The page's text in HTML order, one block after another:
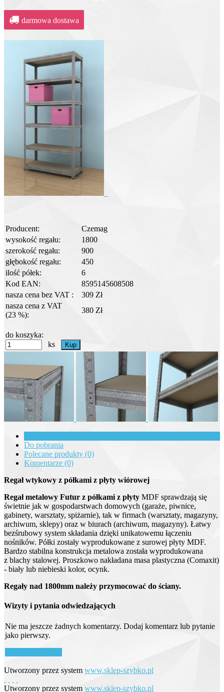
darmowa dostawa
Producent:
Czemag
wysokość regału:
1800
szerokość regału:
900
głębokość regału:
450
ilość półek:
6
Kod EAN:
8595145608508
nasza cena bez VAT :
309 Zł
nasza cena z VAT
(23 %):
380 Zł
do koszyka:
ks
Do pobrania
Polecane produkty (0)
Komentarze (0)
Regał wtykowy z półkami z płyty wiórowej
Regał metalowy Futur z półkami z płyty MDF sprawdzają się
świetnie jak w gospodarstwach domowych (garaże, piwnice,
gabinety, warsztaty, spiżarnie), tak w firmach (warsztaty, magazyny,
archiwum, sklepy) oraz w biurach (archiwum, magazyny). Łatwy
bezśrubowy system składania dzięki unikatowemu łączeniu
nośników. Półki zostały wyprodukowane z surowej płyty MDF.
Bardzo stabilna konstrukcja metalowa została wyprodukowana
z blachy stalowej. Proszkowo nakładana masa plastyczna (Comaxit)
- biały lub niebieski kolor, ocynk.
Regały nad 1800mm należy przymocować do ściany.
Wizyty i pytania odwiedzających
Nie ma jeszcze żadnych komentarzy. Dodaj komentarz lub pytanie
jako pierwszy.
Utworzony przez system www.sklep-szybko.pl
Utworzony przez system www.sklep-szybko.pl